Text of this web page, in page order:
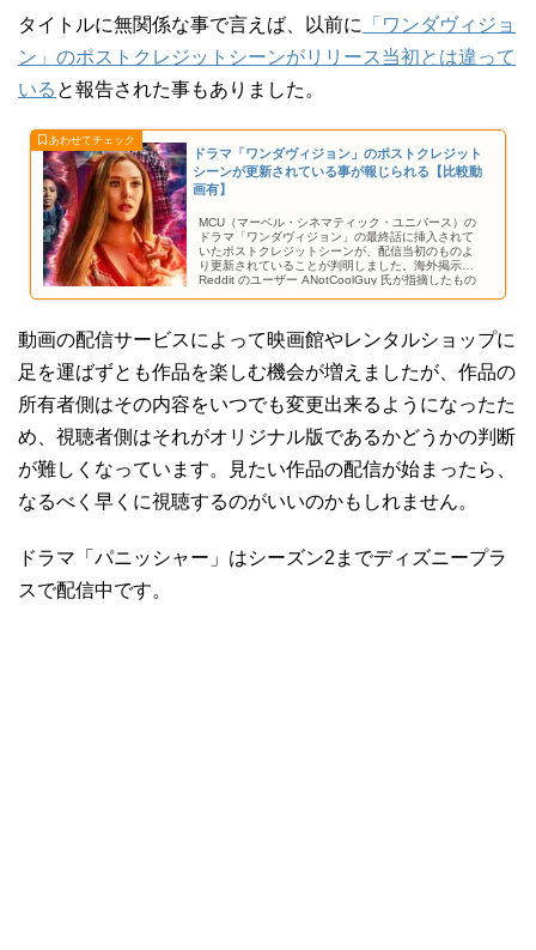
タイトルに無関係な事で言えば、以前に
「ワンダヴィジョ
ン」のポストクレジットシーンがリリース当初とは違って
いる と報告された事もありました。
ドラマ「ワンダヴィジョン」のポストクレジット
シーンが更新されている事が報じられる【比較動
画有】
MCU（マーベル・シネマティック・ユニバース）の
ドラマ「ワンダヴィジョン」の最終話に挿入されて
いたポストクレジットシーンが、配信当初のものよ
り更新されていることが判明しました。海外掲示板
Reddit のユーザー ANotCoolGuy 氏が指摘したもの
動画の配信サービスによって映画館やレンタルショップに
足を運ばずとも作品を楽しむ機会が増えましたが、作品の
所有者側はその内容をいつでも変更出来るようになったた
め、視聴者側はそれがオリジナル版であるかどうかの判断
が難しくなっています。見たい作品の配信が始まったら、
なるべく早くに視聴するのがいいのかもしれません。
ドラマ「パニッシャー」はシーズン2までディズニープラ
スで配信中です。